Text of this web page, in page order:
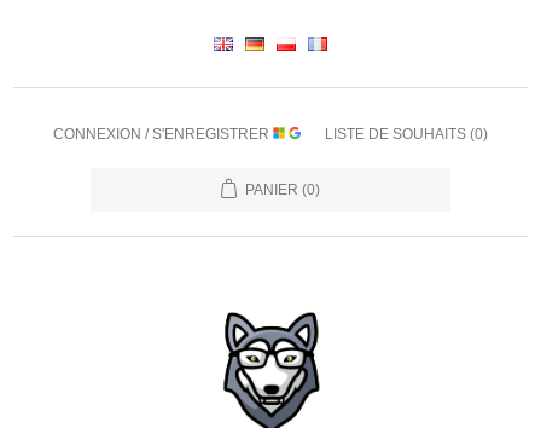
CONNEXION / S'ENREGISTRER LISTE DE SOUHAITS (0)
PANIER (0)